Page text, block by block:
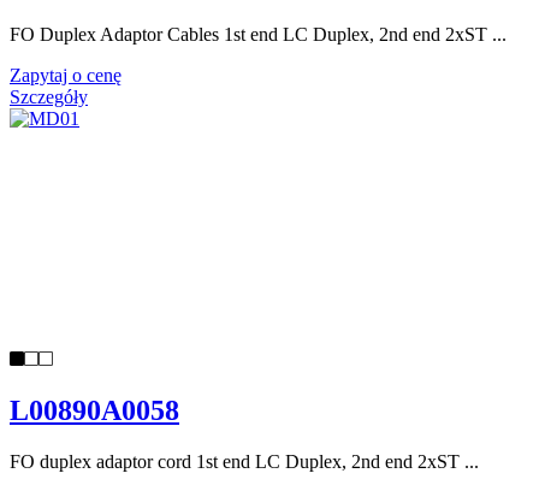
FO Duplex Adaptor Cables 1st end LC Duplex, 2nd end 2xST ...
Zapytaj o cenę
Szczegóły
L00890A0058
FO duplex adaptor cord 1st end LC Duplex, 2nd end 2xST ...